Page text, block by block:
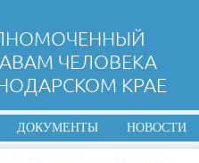
ЧЕЛОВЕКА
КРАЕ
ДОКУМЕНТЫ НОВОСТИ